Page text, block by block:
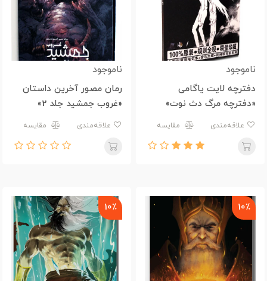
ناموجود
دفترچه لایت یاگامی
«دفترچه مرگ دث نوت»
مقایسه
ناموجود
رمان مصور آخرین داستان
«غروب جمشید جلد 2»
مقایسه
10٪ 10٪